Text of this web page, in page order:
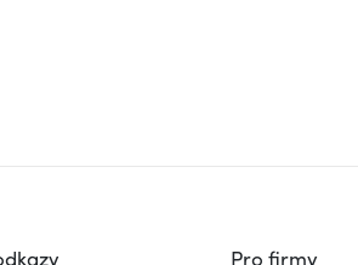
Pro firmy